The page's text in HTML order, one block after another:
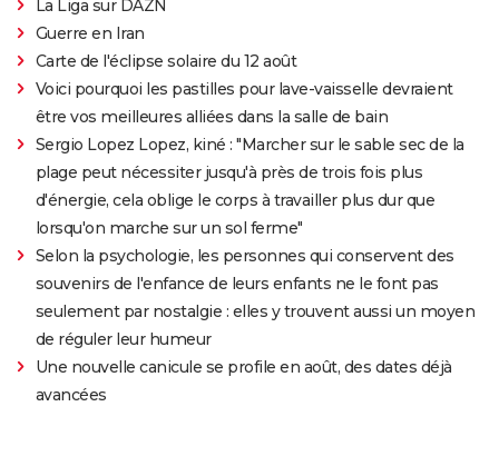
La Liga sur DAZN
Guerre en Iran
Carte de l'éclipse solaire du 12 août
Voici pourquoi les pastilles pour lave-vaisselle devraient
être vos meilleures alliées dans la salle de bain
Sergio Lopez Lopez, kiné : "Marcher sur le sable sec de la
plage peut nécessiter jusqu'à près de trois fois plus
d'énergie, cela oblige le corps à travailler plus dur que
lorsqu'on marche sur un sol ferme"
Selon la psychologie, les personnes qui conservent des
souvenirs de l'enfance de leurs enfants ne le font pas
seulement par nostalgie : elles y trouvent aussi un moyen
de réguler leur humeur
Une nouvelle canicule se profile en août, des dates déjà
avancées